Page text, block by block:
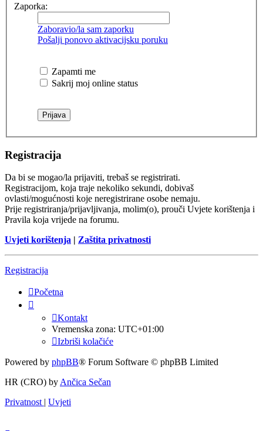
Zaporka:
Zaboravio/la sam zaporku
Pošalji ponovo aktivacijsku poruku
Zapamti me
Sakrij moj online status
Registracija
Da bi se mogao/la prijaviti, trebaš se registrirati.
Registracijom, koja traje nekoliko sekundi, dobivaš
ovlasti/mogućnosti koje neregistrirane osobe nemaju.
Prije registriranja/prijavljivanja, molim(o), prouči Uvjete korištenja i
Pravila koja vrijede na forumu.
Uvjeti korištenja | Zaštita privatnosti
Registracija
Početna
Kontakt
Vremenska zona: UTC+01:00
Izbriši kolačiće
Powered by phpBB® Forum Software © phpBB Limited
HR (CRO) by Ančica Sečan
Privatnost | Uvjeti